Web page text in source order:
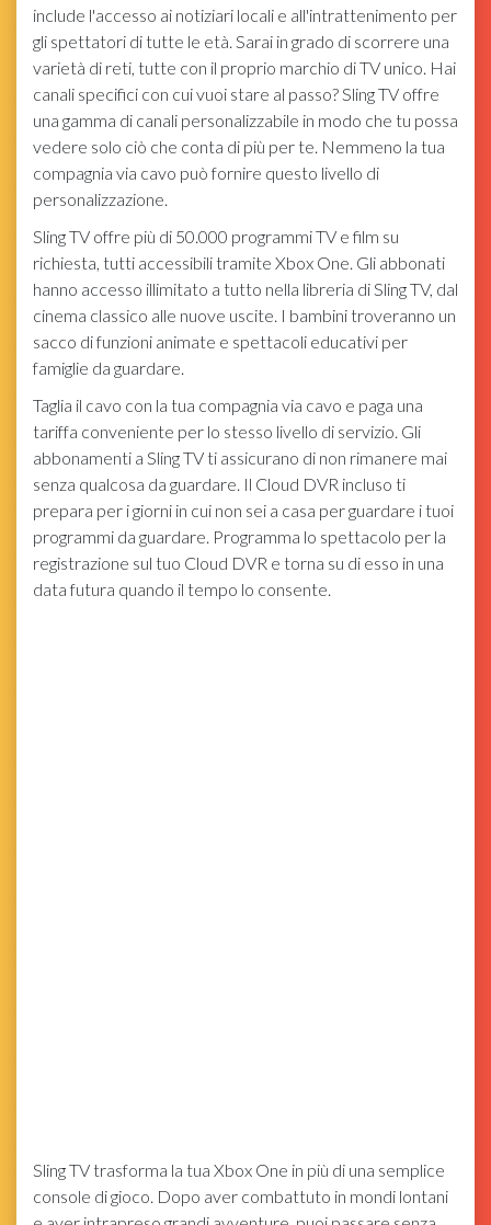
include l'accesso ai notiziari locali e all'intrattenimento per
gli spettatori di tutte le età. Sarai in grado di scorrere una
varietà di reti, tutte con il proprio marchio di TV unico. Hai
canali specifici con cui vuoi stare al passo? Sling TV offre
una gamma di canali personalizzabile in modo che tu possa
vedere solo ciò che conta di più per te. Nemmeno la tua
compagnia via cavo può fornire questo livello di
personalizzazione.
Sling TV offre più di 50.000 programmi TV e film su
richiesta, tutti accessibili tramite Xbox One. Gli abbonati
hanno accesso illimitato a tutto nella libreria di Sling TV, dal
cinema classico alle nuove uscite. I bambini troveranno un
sacco di funzioni animate e spettacoli educativi per
famiglie da guardare.
Taglia il cavo con la tua compagnia via cavo e paga una
tariffa conveniente per lo stesso livello di servizio. Gli
abbonamenti a Sling TV ti assicurano di non rimanere mai
senza qualcosa da guardare. Il Cloud DVR incluso ti
prepara per i giorni in cui non sei a casa per guardare i tuoi
programmi da guardare. Programma lo spettacolo per la
registrazione sul tuo Cloud DVR e torna su di esso in una
data futura quando il tempo lo consente.
Sling TV trasforma la tua Xbox One in più di una semplice
console di gioco. Dopo aver combattuto in mondi lontani